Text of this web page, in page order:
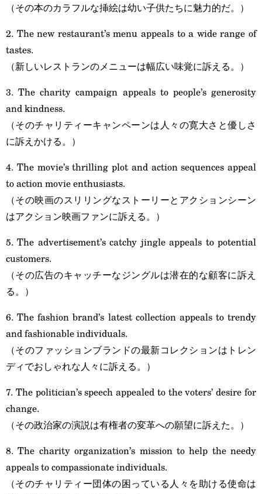
（その本のカラフルな挿絵は幼い子供たちに魅力的だ。）
2. The new restaurant’s menu appeals to a wide range of
tastes.
（新しいレストランのメニューは幅広い味覚に訴える。）
3. The charity campaign appeals to people’s generosity
and kindness.
（そのチャリティーキャンペーンは人々の寛大さと優しさ
に訴えかける。）
4. The movie’s thrilling plot and action sequences appeal
to action movie enthusiasts.
（その映画のスリリングなストーリーとアクションシーン
はアクション映画ファンに訴える。）
5. The advertisement’s catchy jingle appeals to potential
customers.
（その広告のキャッチーなジングルは潜在的な顧客に訴え
る。）
6. The fashion brand’s latest collection appeals to trendy
and fashionable individuals.
（そのファッションブランドの最新コレクションはトレン
ディでおしゃれな人々に訴える。）
7. The politician’s speech appealed to the voters’ desire for
change.
（その政治家の演説は有権者の変革への願望に訴えた。）
8. The charity organization’s mission to help the needy
appeals to compassionate individuals.
（そのチャリティー団体の困っている人々を助ける使命は